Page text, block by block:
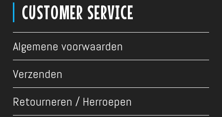
CUSTOMER SERVICE
Algemene voorwaarden
Verzenden
Retourneren / Herroepen